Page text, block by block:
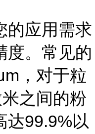
的应用需求
度。常见的
，对于粒
之间的粉
达99.9%以